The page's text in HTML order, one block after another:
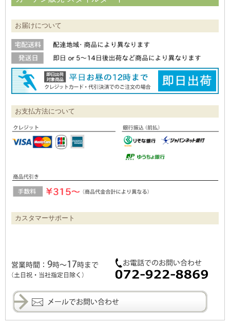
お届けについて
お支払方法について
カスタマーサポート